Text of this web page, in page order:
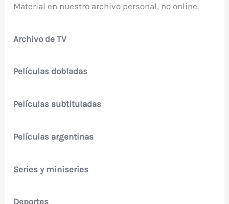
Material en nuestro archivo personal, no online.
Archivo de TV
Películas dobladas
Películas subtituladas
Películas argentinas
Series y miniseries
Deportes